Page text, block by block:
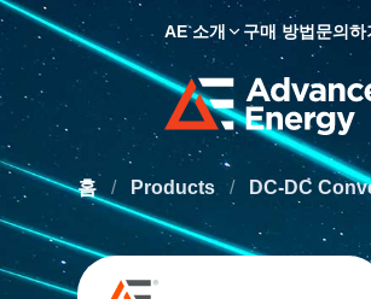
AE 소개 구매 방법문의하
홈 / Products / DC-DC